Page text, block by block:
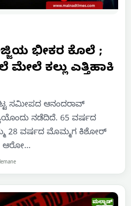
ಭೀಕರ ಕೊಲೆ ;
ಮೇಲೆ ಕಲ್ಲು ಎತ್ತಿಹಾಕಿ
ಸಮೀಪದ ಆನಂದರಾವ್
ನಡೆದಿದೆ. 65 ವರ್ಷದ
28 ವರ್ಷದ ಮೊಮ್ಮಗ ಕಿಶೋರ್
ಆರೋ…